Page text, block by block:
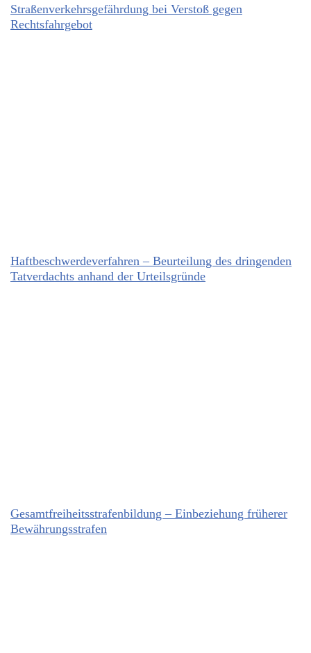
Straßenverkehrsgefährdung bei Verstoß gegen
Rechtsfahrgebot
Haftbeschwerdeverfahren – Beurteilung des dringenden
Tatverdachts anhand der Urteilsgründe
Gesamtfreiheits­strafenbildung – Einbeziehung früherer
Bewährungsstrafen